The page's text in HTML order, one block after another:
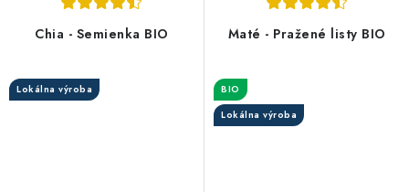
Chia - Semienka BIO
Lokálna výroba
Maté - Pražené listy BIO
BIO
Lokálna výroba